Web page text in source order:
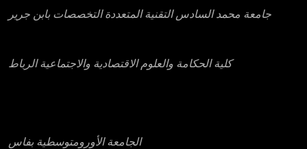
جامعة محمد السادس التقنية المتعددة التخصصات بابن جرير
كلية الحكامة والعلوم الاقتصادية والاجتماعية الرباط
الجامعة الأورومتوسطية بفاس